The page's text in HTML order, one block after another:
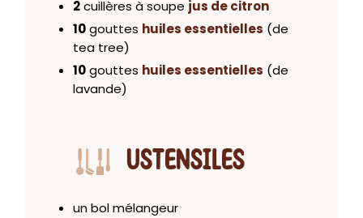
2cuillères à soupe jus de citron
10gouttes huiles essentielles (de
tea tree)
10gouttes huiles essentielles (de
lavande)
USTENSILES
un bol mélangeur